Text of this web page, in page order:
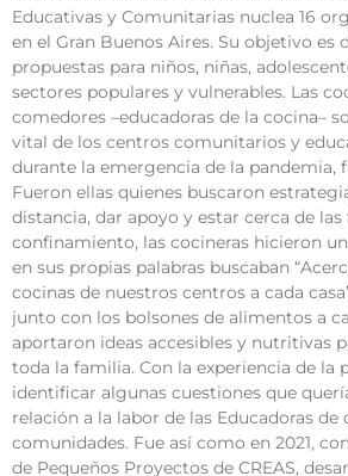
Educativas y Comunitarias nuclea 16
en el Gran Buenos Aires. Su objetivo es
propuestas para niños, niñas,
sectores populares y vulnerables. Las
comedores –educadoras de la cocina–
vital de los centros comunitarios y
durante la emergencia de la pandemia,
Fueron ellas quienes buscaron
distancia, dar apoyo y estar cerca de
confinamiento, las cocineras hicieron
en sus propias palabras buscaban
cocinas de nuestros centros a cada
junto con los bolsones de alimentos a
aportaron ideas accesibles y nutritivas
toda la familia. Con la experiencia de la
identificar algunas cuestiones que
relación a la labor de las Educadoras de
comunidades. Fue así como en 2021,
de Pequeños Proyectos de CREAS,